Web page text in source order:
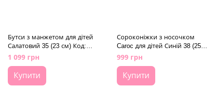
Бутси з манжетом для дітей
Салатовий 35 (23 см) Код:
KRAW 025K b-green
1 099 грн
Купити
Сороконіжки з носочком
Caroc для дітей Синій 38 (25
см) Код: xc556 blue
999 грн
Купити